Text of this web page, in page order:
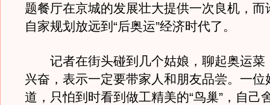
题餐厅在京城的发展壮大提供一次良机，而
自家规划放远到“后奥运”经济时代了。
记者在街头碰到几个姑娘，聊起奥运菜
兴奋，表示一定要带家人和朋友品尝。一位
道，只怕到时看到做工精美的“鸟巢”，自己